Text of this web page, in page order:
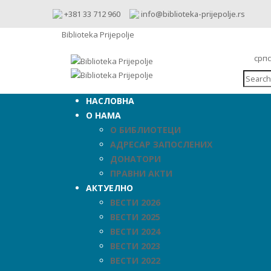
+381 33 712 960
info@biblioteka-prijepolje.rs
Biblioteka Prijepolje
НАСЛОВНА
О НАМА
О БИБЛИОТЕЦИ
АДРЕСАР ЗАПОСЛЕНИХ
ДОНАТОРИ
ПРАВНИ АКТИ
АКТУЕЛНО
ВЕСТИ 2026
ВЕСТИ 2025
ВЕСТИ 2024
ВЕСТИ 2023
ВЕСТИ 2022